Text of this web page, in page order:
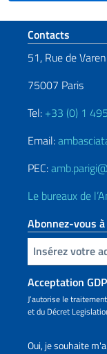
Section
Contacts
51, Rue de
75007 Paris
Tel: +33 (0) 1
Email:
PEC:
Le bureaux de
Abonnez-vous
Insert your email
Acceptation
J’autorise le
et du Décret
Oui, je souhaite